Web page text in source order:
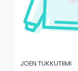
JOEN TUKKUTIIMI